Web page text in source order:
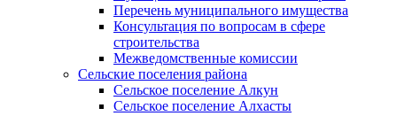
Перечень муниципального имущества
Консультация по вопросам в сфере
строительства
Межведомственные комиссии
Сельские поселения района
Сельское поселение Алкун
Сельское поселение Алхасты